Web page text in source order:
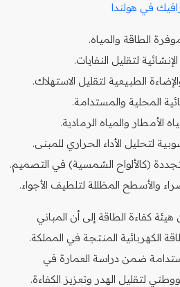
في هولندا
الطاقة والمياه.
لتقليل النفايات.
الطبيعية لتقليل الاستهلاك.
المحلية والمستدامة.
والمياه الرمادية.
لتحليل الأداء الحراري للمبنى.
(كالألواح الشمسية) في التصميم.
والأسطح المظللة لتلطيف الأجواء.
كفاءة الطاقة إلى أن المباني
الكهربائية المنتجة في المملكة.
ضمن دراسة العمارة في
لتقليل الهدر وتعزيز الكفاءة.